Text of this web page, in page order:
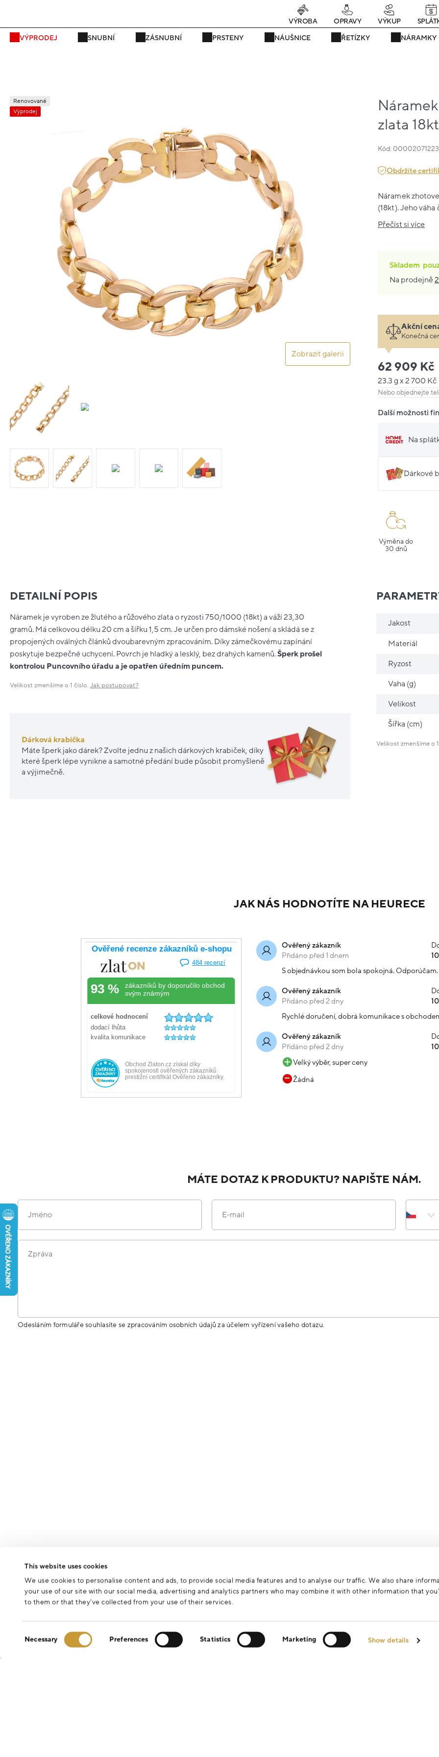
This website uses cookies
We use cookies to personalise content and ads, to provide social media features and to analyse our traffic. We also share
your use of our site with our social media, advertising and analytics partners who may combine it with other information that
to them or that they’ve collected from your use of their services.
Necessary Preferences Statistics Marketing Show details
Právě teď! - 20 % na vše! Kód: SRPEN20 22 dní : 7h : 57m : 11s
VÝPRODEJ SNUBNÍ ZÁSNUBNÍ PRSTENY NÁUŠNICE ŘETÍZKY NÁRAMKY
VÝROBA OPRAVY VÝKUP
Zobrazit galerii
zlata
Kód:
Renovované
Výprodej
Obdržíte
Náramek
(18kt). Jeho
Přečíst si více
Skladem
Na prodejně
Akční
Konečná
62 909 Kč
23.3 g x 2 700 Kč
Nebo objednejte
Další možnosti
Na
Dárkové
Výměna do
30 dnů
DETAILNÍ POPIS
Náramek je vyroben ze žlutého a růžového zlata o ryzosti 750/1000 (18kt) a váží 23,30
gramů. Má celkovou délku 20 cm a šířku 1,5 cm. Je určen pro dámské nošení a skládá se z
propojených oválných článků dvoubarevným zpracováním. Díky zámečkovému zapínání
poskytuje bezpečné uchycení. Povrch je hladký a lesklý, bez drahých kamenů.Šperk prošel
kontrolou Puncovního úřadu a je opatřen úředním puncem.
Velikost zmenšíme o 1 číslo. Jak postupovat?
Dárková krabička
Máte šperk jako dárek? Zvolte jednu z našich dárkových krabiček, díky
které šperk lépe vynikne a samotné předání bude působit promyšleně
a výjimečně.
Jakost
Materiál
Ryzost
Vaha (g)
Velikost
Šířka (cm)
Velikost zmenšíme o
Náramek žluté zlato kruhy se zirkony
-20% kód: SRPEN20
53 623 Kč
Koupit s kódem
Náramek z kombinovaného zlata
vel.20 15.25g
Skladem -20% kód: SRPEN20
51 919 Kč
Koupit s kódem
kód: 000322002256
Náramek žluté zlato vel.21
-
Koupit s
S objednávkou som bola spokojná. Odporúčam.
Ověřený zákazník
Rychlé doručení, dobrá komunikace s obchodem.